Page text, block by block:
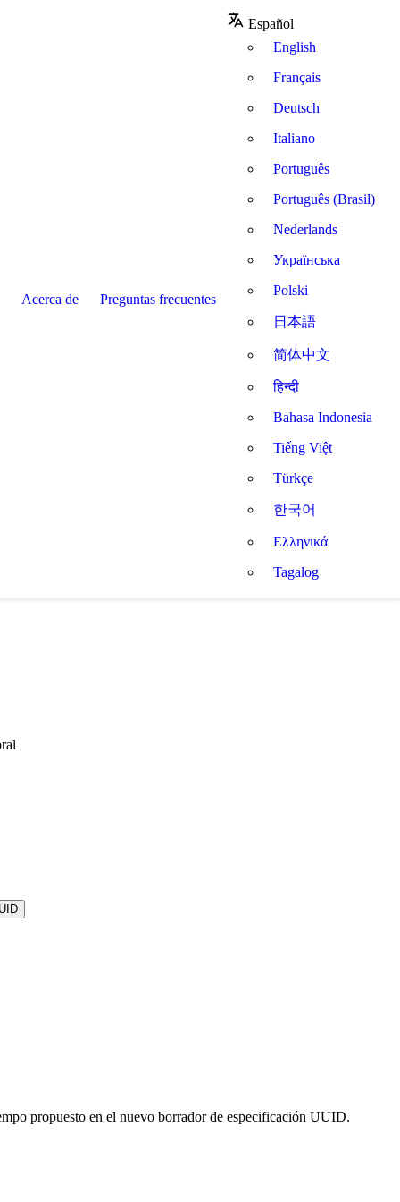
Acerca de Preguntas frecuentes
Español
English
Français
Deutsch
Italiano
Português
Português (Brasil)
Nederlands
Українська
Polski
日本語
简体中文
हिन्दी
Bahasa Indonesia
Tiếng Việt
Türkçe
한국어
Ελληνικά
Tagalog
propuesto en el nuevo borrador de especificación UUID.